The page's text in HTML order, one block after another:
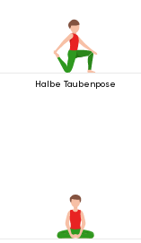
Halbe Taubenpose